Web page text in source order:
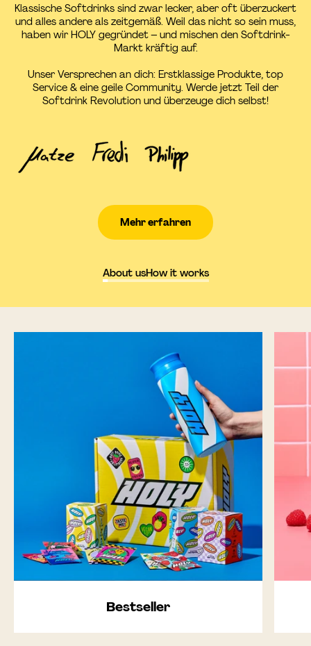
Klassische Softdrinks sind zwar lecker, aber oft überzuckert
und alles andere als zeitgemäß. Weil das nicht so sein muss,
haben wir HOLY gegründet – und mischen den Softdrink-
Markt kräftig auf.
Unser Versprechen an dich: Erstklassige Produkte, top
Service & eine geile Community. Werde jetzt Teil der
Softdrink Revolution und überzeuge dich selbst!
Mehr erfahren
About usHow it works
Bestseller